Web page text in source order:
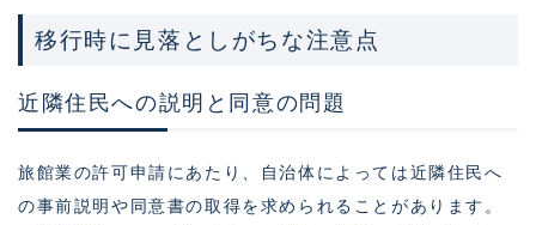
移行時に見落としがちな注意点
近隣住民への説明と同意の問題
旅館業の許可申請にあたり、自治体によっては近隣住民へ
の事前説明や同意書の取得を求められることがあります。